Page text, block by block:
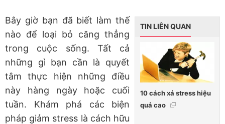
TIN LIÊN QUAN
10 cách xả stress hiệu
quả cao
Bây giờ bạn đã biết làm thế
nào để loại bỏ căng thẳng
trong cuộc sống. Tất cả
những gì bạn cần là quyết
tâm thực hiện những điều
này hàng ngày hoặc cuối
tuần. Khám phá các biện
pháp giảm stress là cách hữu